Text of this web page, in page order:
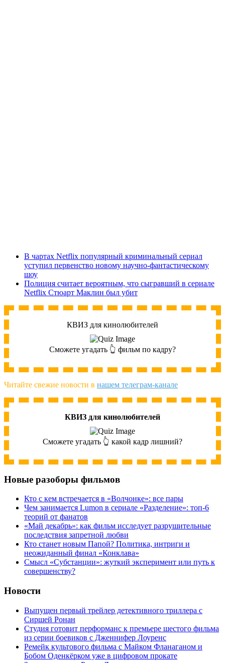
В чартах Netflix популярный криминальный сериал
уступил первенство новому научно-фантастическому
шоу
Полиция считает вероятным, что сыгравший в сериале
Netflix Стюарт Маклин был убит
КВИЗ для кинолюбителей
Сможете угадать 👆 фильм по кадру?
Читайте свежие новости в нашем телеграм-канале
КВИЗ для кинолюбителей
Сможете угадать 👆 какой кадр лишний?
Новые разоборы фильмов
Кто с кем встречается в «Волчонке»: все пары
Чем занимается Lumon в сериале «Разделение»: топ-6
теорий от фанатов
«Май декабрь»: как фильм исследует разрушительные
последствия запретной любви
Кто станет новым Папой? Политика, интриги и
неожиданный финал «Конклава»
Cмысл «Субстанции»: жуткий эксперимент или путь к
совершенству?
Новости
Выпущен первый трейлер детективного триллера с
Сиршей Ронан
Студия готовит перформанс к премьере шестого фильма
из серии боевиков с Дженнифер Лоуренс
Ремейк культового фильма с Майком Фланаганом и
Бобом Оденкёрком уже в цифровом прокате